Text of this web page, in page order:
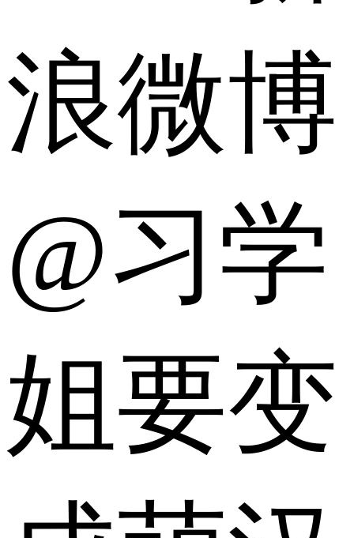
浪微博
@习学
姐要变